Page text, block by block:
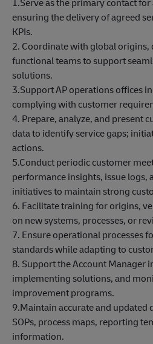
ensuring the delivery of agreed
KPIs.
2. Coordinate with global origins,
functional teams to support
solutions.
3.Support AP operations offices
complying with customer
4. Prepare, analyze, and present
data to identify service gaps;
actions.
5.Conduct periodic customer
performance insights, issue logs,
initiatives to maintain strong
6. Facilitate training for origins,
on new systems, processes, or
7. Ensure operational processes
standards while adapting to
8. Support the Account Manager
implementing solutions, and
improvement programs.
9.Maintain accurate and
SOPs, process maps, reporting
information.